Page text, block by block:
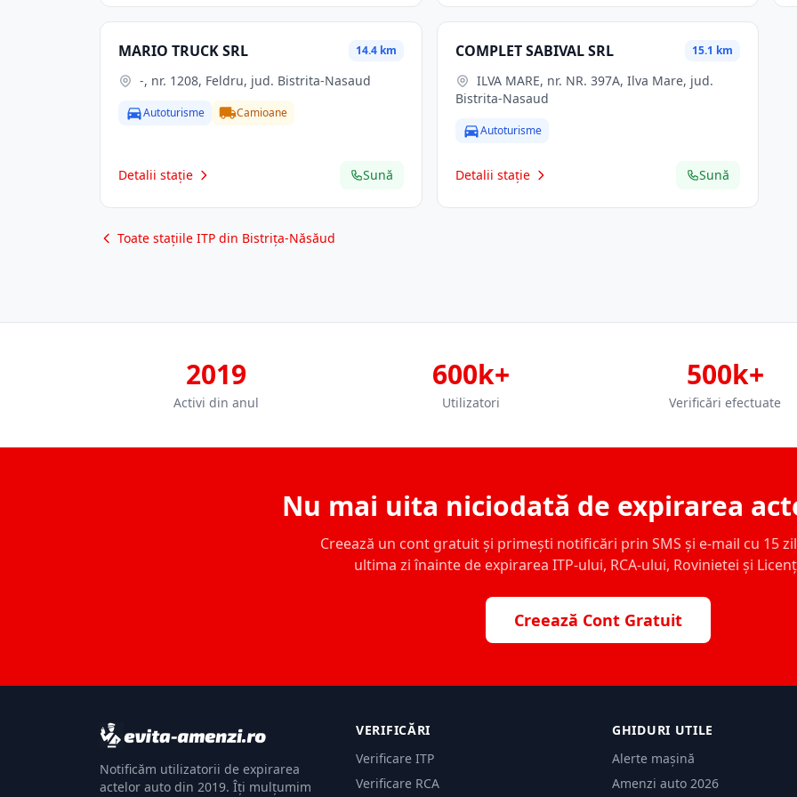
MARIO TRUCK SRL 14.4 km
-, nr. 1208, Feldru, jud. Bistrita-Nasaud
Autoturisme Camioane
Detalii stație Sună
COMPLET SABIVAL SRL 15.1 km
Bistrita-Nasaud
Autoturisme
Detalii stație Sună
Toate stațiile ITP din Bistrița-Năsăud
2019
Activi din anul
600k+
Utilizatori
500k+
Verificări efectuate
Nu mai uita niciodată de expirarea
Creează un cont gratuit și primești notificări prin SMS și e-mail cu 15
ultima zi înainte de expirarea ITP-ului, RCA-ului, Rovinietei și
Creează Cont Gratuit
Notificăm utilizatorii de expirarea
actelor auto din 2019. Îți mulțumim
VERIFICĂRI
Verificare ITP
Verificare RCA
GHIDURI UTILE
Alerte mașină
Amenzi auto 2026